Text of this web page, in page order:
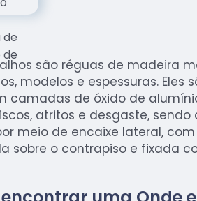
são réguas de madeira
modelos e espessuras. Eles
camadas de óxido de
atritos e desgaste,
meio de encaixe lateral,
sobre o contrapiso e fixada